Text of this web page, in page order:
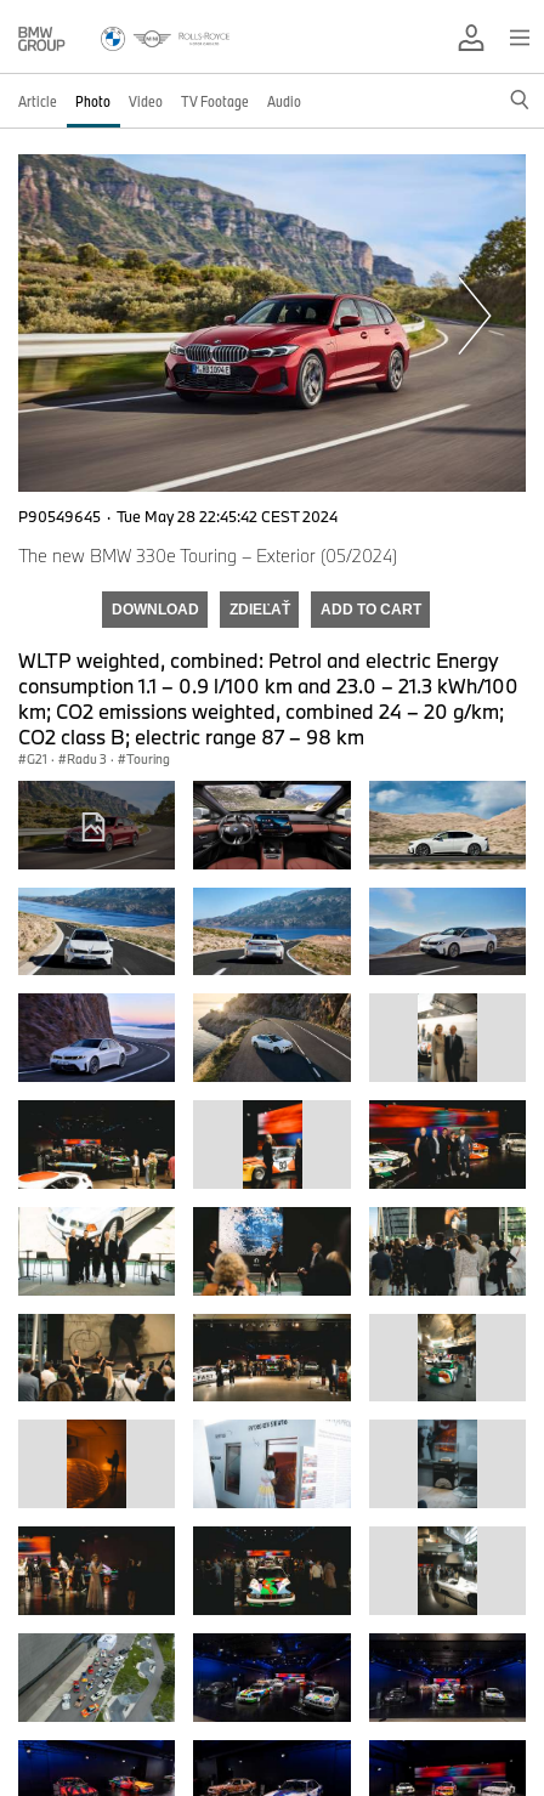
Article Photo Video TV Footage Audio
P90549645 · Tue May 28 22:45:42 CEST 2024
The new BMW 330e Touring – Exterior (05/2024)
DOWNLOAD ZDIEĽAŤ ADD TO CART
WLTP weighted, combined: Petrol and electric Energy
consumption 1.1 – 0.9 l/100 km and 23.0 – 21.3 kWh/100
km; CO2 emissions weighted, combined 24 – 20 g/km;
CO2 class B; electric range 87 – 98 km
G21 · Radu 3 · Touring